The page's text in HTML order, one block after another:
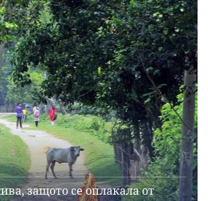
защото се оплакала от